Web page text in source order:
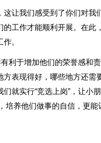
让我们感受到了你们对我
工作才能顺利开展。在此，
。
利于增加他们的荣誉感和
方表现得好，哪些地方还需
就实行“竞选上岗”，让小
培养他们做事的自信，更能